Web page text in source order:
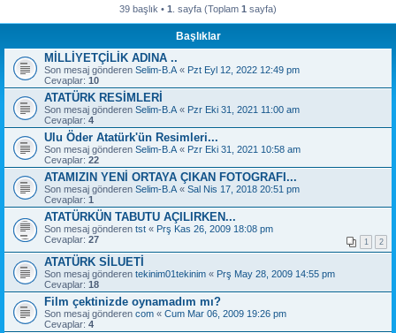
39 başlık • 1 . sayfa (Toplam 1 sayfa)
Başlıklar
MİLLİYETÇİLİK ADINA ..
Son mesaj gönderen Selim-B.A « Pzt Eyl 12, 2022 12:49 pm
Cevaplar: 10
ATATÜRK RESİMLERİ
Son mesaj gönderen Selim-B.A « Pzr Eki 31, 2021 11:00 am
Cevaplar: 4
Ulu Öder Atatürk'ün Resimleri...
Son mesaj gönderen Selim-B.A « Pzr Eki 31, 2021 10:58 am
Cevaplar: 22
ATAMIZIN YENİ ORTAYA ÇIKAN FOTOGRAFI...
Son mesaj gönderen Selim-B.A « Sal Nis 17, 2018 20:51 pm
Cevaplar: 1
ATATÜRKÜN TABUTU AÇILIRKEN...
Son mesaj gönderen tst « Prş Kas 26, 2009 18:08 pm
Cevaplar: 27 1 2
ATATÜRK SİLUETİ
Son mesaj gönderen tekinim01tekinim « Prş May 28, 2009 14:55 pm
Cevaplar: 18
Film çektinizde oynamadım mı?
Son mesaj gönderen com « Cum Mar 06, 2009 19:26 pm
Cevaplar: 4